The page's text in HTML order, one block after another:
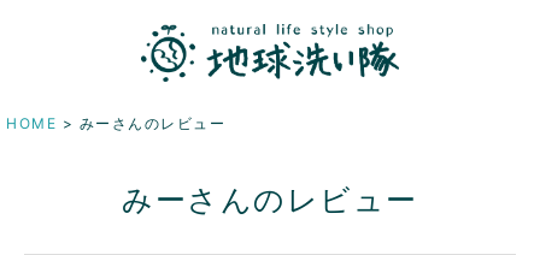
HOME みーさんのレビュー
みーさんのレビュー